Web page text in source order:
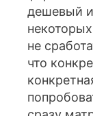
дешевый
не
что